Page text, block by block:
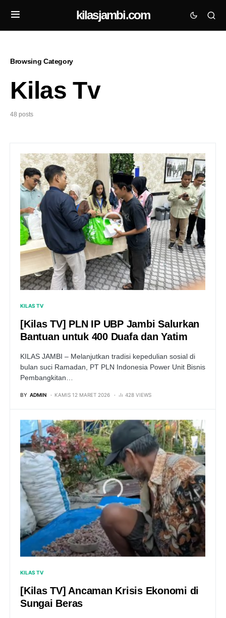
kilasjambi.com
Browsing Category
Kilas Tv
48 posts
KILAS TV
[Kilas TV] PLN IP UBP Jambi Salurkan
Bantuan untuk 400 Duafa dan Yatim
KILAS JAMBI – Melanjutkan tradisi kepedulian sosial di
bulan suci Ramadan, PT PLN Indonesia Power Unit Bisnis
Pembangkitan…
BY ADMIN KAMIS 12 MARET 2026 428 VIEWS
KILAS TV
[Kilas TV] Ancaman Krisis Ekonomi di
Sungai Beras